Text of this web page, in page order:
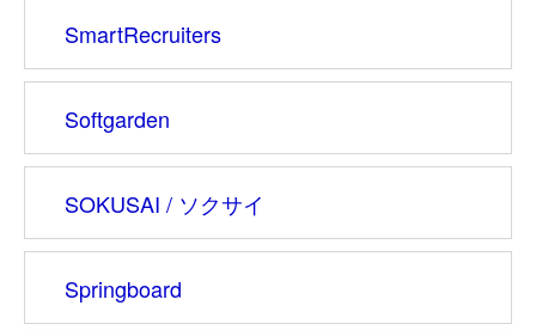
SmartRecruiters
Softgarden
SOKUSAI / ソクサイ
Springboard